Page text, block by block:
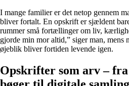
I mange familier er det netop gennem
bliver fortalt. En opskrift er sjældent
rummer små fortællinger om liv,
gjorde min mor altid,” siger man, mens
øjeblik bliver fortiden levende igen.
Opskrifter som arv –